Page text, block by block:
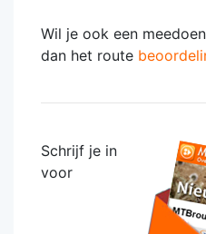
Wil je ook een
dan het route
Schrijf je in
voor